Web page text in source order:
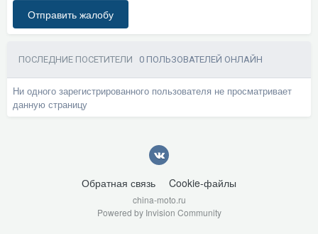
Отправить жалобу
ПОСЛЕДНИЕ ПОСЕТИТЕЛИ 0 ПОЛЬЗОВАТЕЛЕЙ ОНЛАЙН
Ни одного зарегистрированного пользователя не просматривает
данную страницу
Обратная связь Cookie-файлы
china-moto.ru
Powered by Invision Community